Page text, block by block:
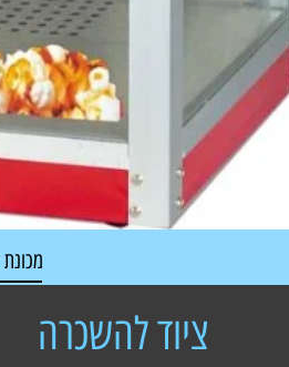
ציוד להשכרה